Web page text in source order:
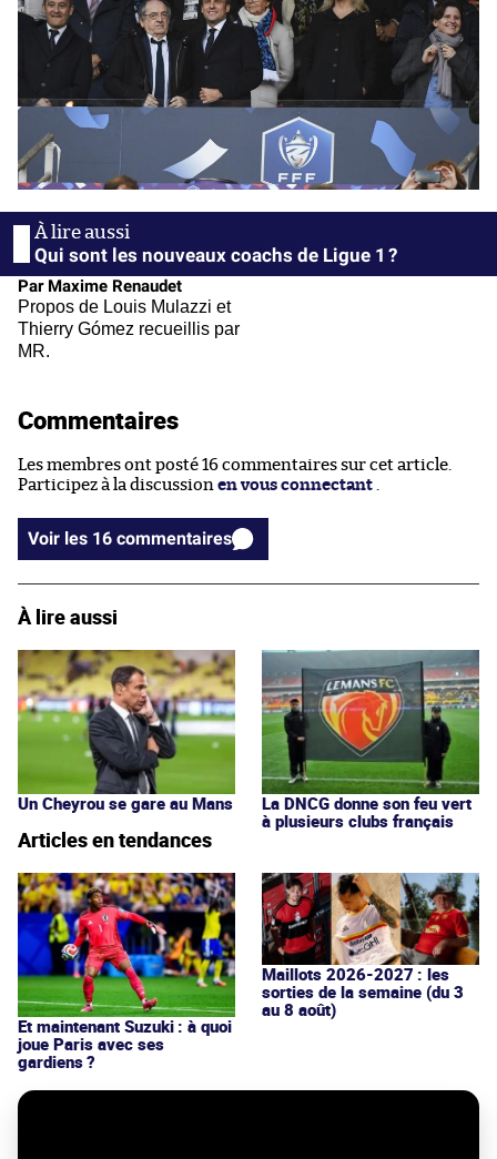
Qui sont les nouveaux coachs de Ligue 1 ?
Par Maxime Renaudet
Propos de Louis Mulazzi et
Thierry Gómez recueillis par
MR.
Commentaires
Les membres ont posté 16 commentaires sur cet article.
Participez à la discussion en vous connectant
Voir les 16 commentaires
À lire aussi
Un Cheyrou se gare au Mans
La DNCG donne son feu vert
à plusieurs clubs français
Articles en tendances
Et maintenant Suzuki : à quoi
joue Paris avec ses
gardiens ?
Maillots 2026-2027 : les
sorties de la semaine (du 3
au 8 août)